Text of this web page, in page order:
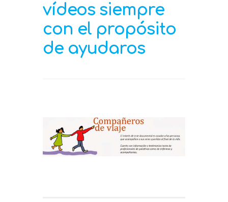
vídeos siempre
con el propósito
de ayudaros